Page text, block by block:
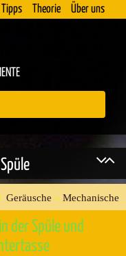
Tipps Theorie Über uns
Geräusche » Mechanische
der Spüle und